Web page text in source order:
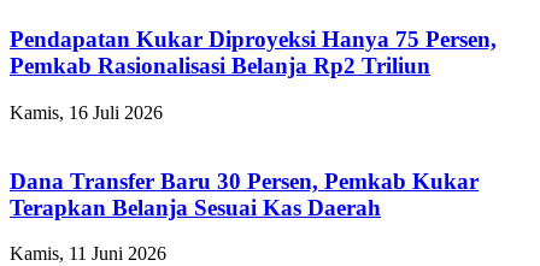
Pendapatan Kukar Diproyeksi Hanya 75 Persen,
Pemkab Rasionalisasi Belanja Rp2 Triliun
Kamis, 16 Juli 2026
Dana Transfer Baru 30 Persen, Pemkab Kukar
Terapkan Belanja Sesuai Kas Daerah
Kamis, 11 Juni 2026